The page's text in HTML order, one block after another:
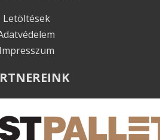
Letöltések
Impresszum